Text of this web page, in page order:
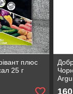
плюс
25 г
160